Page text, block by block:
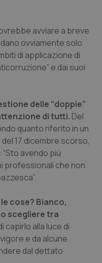
avviare a breve
ovviamente solo
di applicazione di
e dai suoi
delle “doppie”
di tutti. Del
quanto riferito in un
del 17 dicembre scorso,
Sto avendo più
professionali che non
”.
cose? Bianco,
scegliere tra
capirlo alla luce di
e da alcune
dal dettato